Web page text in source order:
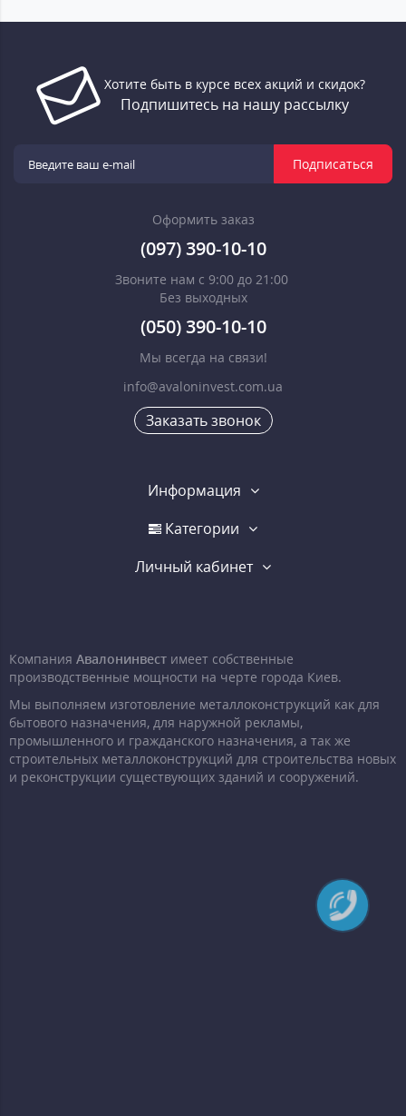
Хотите быть в курсе всех акций и скидок?
Подпишитесь на нашу рассылку
Подписаться
Оформить заказ
(097) 390-10-10
Звоните нам с 9:00 до 21:00
Без выходных
(050) 390-10-10
Мы всегда на связи!
info@avaloninvest.com.ua
Заказать звонок
Информация
Категории
Личный кабинет
Компания Авалонинвест имеет собственные
производственные мощности на черте города Киев.
Мы выполняем изготовление металлоконструкций как для
бытового назначения, для наружной рекламы,
промышленного и гражданского назначения, а так же
строительных металлоконструкций для строительства новых
и реконструкции существующих зданий и сооружений.